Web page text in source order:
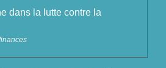
dans la lutte contre la